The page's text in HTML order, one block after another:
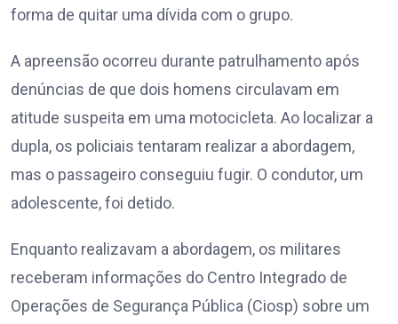
forma de quitar uma dívida com o grupo.
A apreensão ocorreu durante patrulhamento após
denúncias de que dois homens circulavam em
atitude suspeita em uma motocicleta. Ao localizar a
dupla, os policiais tentaram realizar a abordagem,
mas o passageiro conseguiu fugir. O condutor, um
adolescente, foi detido.
Enquanto realizavam a abordagem, os militares
receberam informações do Centro Integrado de
Operações de Segurança Pública (Ciosp) sobre um